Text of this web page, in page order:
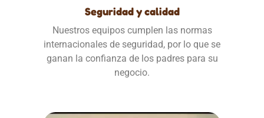
Seguridad y calidad
Nuestros equipos cumplen las normas
internacionales de seguridad, por lo que se
ganan la confianza de los padres para su
negocio.